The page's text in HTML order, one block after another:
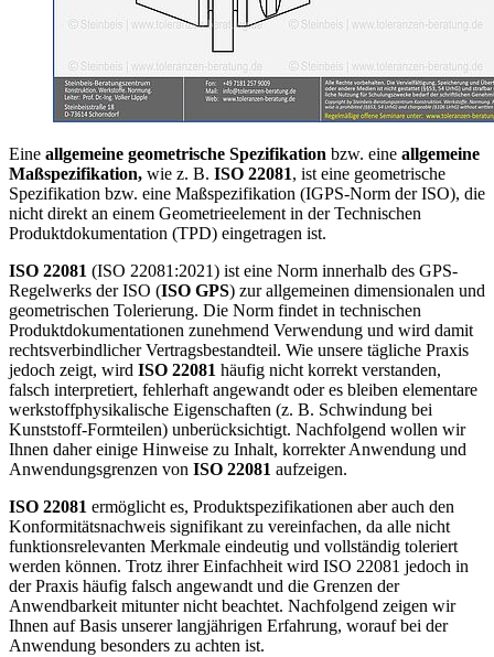
Eine allgemeine geometrische Spezifikation bzw. eine allgemeine
Maßspezifikation, wie z. B. ISO 22081, ist eine geometrische
Spezifikation bzw. eine Maßspezifikation (IGPS-Norm der ISO), die
nicht direkt an einem Geometrieelement in der Technischen
Produktdokumentation (TPD) eingetragen ist.
ISO 22081 (ISO 22081:2021) ist eine Norm innerhalb des GPS-
Regelwerks der ISO (ISO GPS) zur allgemeinen dimensionalen und
geometrischen Tolerierung. Die Norm findet in technischen
Produktdokumentationen zunehmend Verwendung und wird damit
rechtsverbindlicher Vertragsbestandteil. Wie unsere tägliche Praxis
jedoch zeigt, wird ISO 22081 häufig nicht korrekt verstanden,
falsch interpretiert, fehlerhaft angewandt oder es bleiben elementare
werkstoffphysikalische Eigenschaften (z. B. Schwindung bei
Kunststoff-Formteilen) unberücksichtigt. Nachfolgend wollen wir
Ihnen daher einige Hinweise zu Inhalt, korrekter Anwendung und
Anwendungsgrenzen von ISO 22081 aufzeigen.
ISO 22081 ermöglicht es, Produktspezifikationen aber auch den
Konformitäts­nach­weis signifikant zu vereinfachen, da alle nicht
funktionsrelevanten Merk­male eindeutig und vollständig toleriert
werden können. Trotz ihrer Einfachheit wird ISO 22081 jedoch in
der Praxis häufig falsch angewandt und die Grenzen der
Anwendbarkeit mitunter nicht beachtet. Nachfolgend zeigen wir
Ihnen auf Basis unserer langjährigen Erfahrung, worauf bei der
Anwendung besonders zu achten ist.